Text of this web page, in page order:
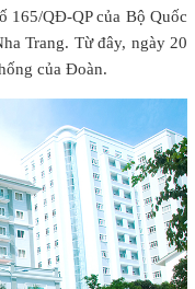
165/QĐ-QP của Bộ Quốc
Trang. Từ đây, ngày 20
của Đoàn.